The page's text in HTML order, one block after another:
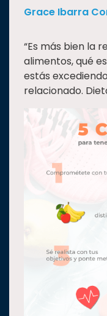
Grace Ibarra
“Es más bien la
alimentos, qué
estás
relacionado.